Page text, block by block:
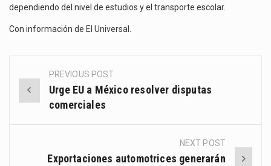
dependiendo del nivel de estudios y el transporte escolar.
Con información de El Universal
Post
navigation
PREVIOUS POST
Urge EU a México resolver disputas
comerciales
NEXT POST
Exportaciones automotrices generarán